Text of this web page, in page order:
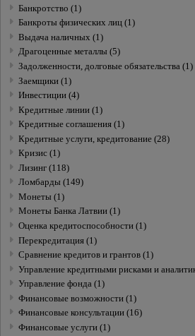
Банкротство (1)
Банкроты физических лиц (1)
Выдача наличных (1)
Драгоценные металлы (5)
Задолженности, долговые обязательства (1)
Заемщики (1)
Инвестиции (4)
Кредитные линии (1)
Кредитные соглашения (1)
Кредитные услуги, кредитование (28)
Кризис (1)
Лизинг (118)
Ломбарды (149)
Монеты (1)
Монеты Банка Латвии (1)
Оценка кредитоспособности (1)
Перекредитация (1)
Сравнение кредитов и грантов (1)
Управление кредитными рисками и
Управление фонда (1)
Финансовые возможности (1)
Финансовые консультации (16)
Финансовые услуги (1)